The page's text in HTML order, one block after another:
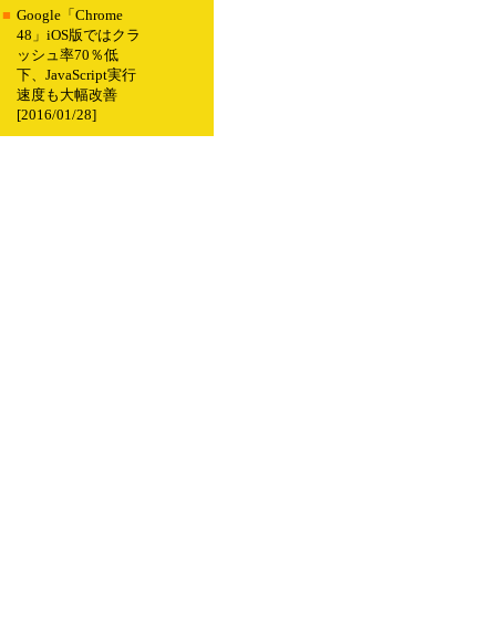
■ Google「Chrome
48」iOS版ではクラ
ッシュ率70％低
下、JavaScript実行
速度も大幅改善
[2016/01/28]